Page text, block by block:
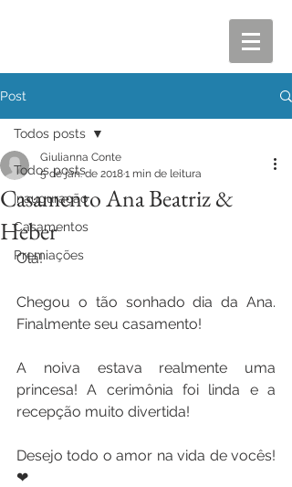
Post
Todos posts
Inauguração
Casamentos
Premiações
Todos posts
Casamento Ana Beatriz &
Heber
Giulianna Conte
5 de jan. de 20181 min de leitura
Olá!
Chegou o tão sonhado dia da Ana.
Finalmente seu casamento!
A noiva estava realmente uma
princesa! A cerimônia foi linda e a
recepção muito divertida!
Desejo todo o amor na vida de vocês!
❤